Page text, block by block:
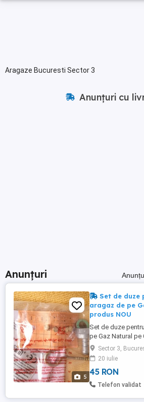
Aragaze Bucuresti Sector 3
Anunțuri cu
Anunțuri
5
Set de duze
aragaz de pe
produs NOU
Set de duze
pe Gaz Natural pe
sigulat Setul
montate pe
poata fi utilizat cu
Setul include de
pentru furtun si
Sector 3,
20 iulie
45 RON
Telefon validat